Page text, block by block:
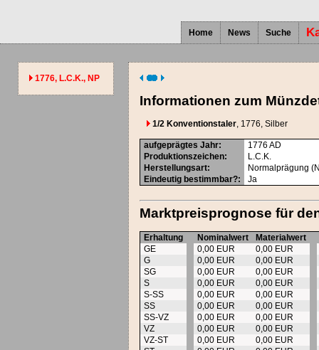
Home News Suche
1776, L.C.K., NP
Informationen zum
1/2 Konventionstaler, 1776, Silber
aufgeprägtes Jahr: 1776AD
Produktionszeichen:
L.C.K.
Herstellungsart:
Normalprägung
Eindeutig bestimmbar?: Ja
Marktpreisprognose für
Erhaltung Nominalwert
Materialwert
GE
0,00 EUR
0,00 EUR
G
0,00 EUR
0,00 EUR
SG
0,00 EUR
0,00 EUR
S
0,00 EUR
0,00 EUR
S-SS
0,00 EUR
0,00 EUR
SS
0,00 EUR
0,00 EUR
SS-VZ
0,00 EUR
0,00 EUR
VZ
0,00 EUR
0,00 EUR
VZ-ST
0,00 EUR
0,00 EUR